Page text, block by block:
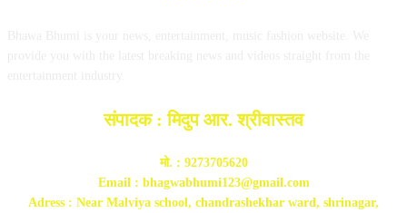
संपादक : मिदुप आर. श्रीवास्तव
मो. : 9273705620
Email : bhagwabhumi123@gmail.com
Adress : Near Malviya school, chandrashekhar ward, shrinagar,